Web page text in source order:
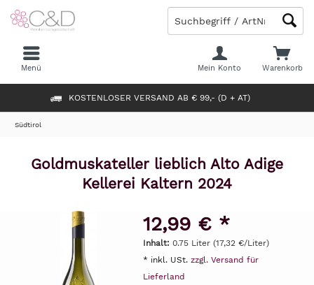
KOSTENLOSER VERSAND AB € 99,- (D + AT)
Warenkorb
Mein Konto
Menü
Südtirol
Goldmuskateller lieblich Alto Adige
Kellerei Kaltern 2024
12,99 € *
Inhalt: 0.75 Liter (17,32 €/Liter)
* inkl. USt. zzgl. Versand für
Lieferland